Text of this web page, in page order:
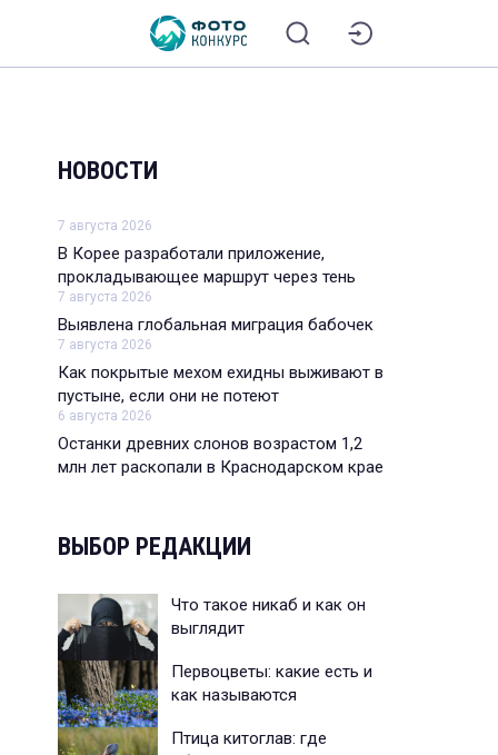
НОВОСТИ
7 августа 2026
В Корее разработали приложение,
прокладывающее маршрут через тень
7 августа 2026
Выявлена глобальная миграция бабочек
7 августа 2026
Как покрытые мехом ехидны выживают в
пустыне, если они не потеют
6 августа 2026
Останки древних слонов возрастом 1,2
млн лет раскопали в Краснодарском крае
ВЫБОР РЕДАКЦИИ
Что такое никаб и как он
выглядит
Первоцветы: какие есть и
как называются
Птица китоглав: где